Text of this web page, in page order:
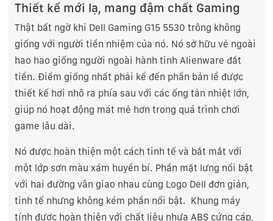
Thiết kế mới lạ, mang đậm chất Gaming
Thật bất ngờ khi Dell Gaming G15 5530 trông không
giống với người tiền nhiệm của nó. Nó sở hữu vẻ ngoài
hao hao giống người ngoài hành tinh Alienware đắt
tiền. Điểm giống nhất phải kể đến phần bản lề được
thiết kế hơi nhô ra phía sau với các ống tản nhiệt lớn,
giúp nó hoạt động mát mẻ hơn trong quá trình chơi
game lâu dài.
Nó được hoàn thiện một cách tinh tế và bắt mắt với
một lớp sơn màu xám huyền bí. Phần mặt lưng nổi bật
với hai đường vân giao nhau cùng Logo Dell đơn giản,
tinh tế nhưng không kém phần nổi bật. Khung máy
tính được hoàn thiện với chất liệu nhựa ABS cứng cáp,